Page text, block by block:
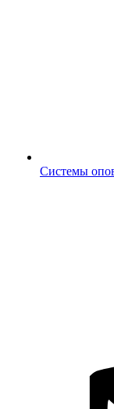
Системы